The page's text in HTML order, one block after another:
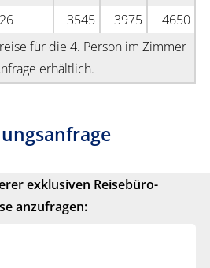
3545 3975
4650
für die 4. Person im Zimmer
erhältlich.
exklusiven Reisebüro-
anzufragen: